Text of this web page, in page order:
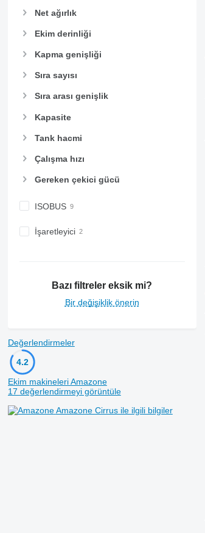
Net ağırlık
Ekim derinliği
Kapma genişliği
Sıra sayısı
Sıra arası genişlik
Kapasite
Tank hacmi
Çalışma hızı
Gereken çekici gücü
ISOBUS
İşaretleyici
Bazı filtreler eksik mi?
Bir değişiklik önerin
Değerlendirmeler
4.2
Ekim makineleri Amazone
17 değerlendirmeyi görüntüle
Amazone Cirrus ile ilgili bilgiler